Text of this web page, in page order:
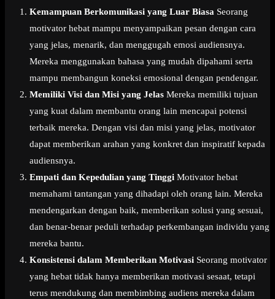
Kemampuan Berkomunikasi yang Luar Biasa Seorang
motivator hebat mampu menyampaikan pesan dengan cara
yang jelas, menarik, dan menggugah emosi audiensnya.
Mereka menggunakan bahasa yang mudah dipahami serta
mampu membangun koneksi emosional dengan pendengar.
Memiliki Visi dan Misi yang Jelas Mereka memiliki tujuan
yang kuat dalam membantu orang lain mencapai potensi
terbaik mereka. Dengan visi dan misi yang jelas, motivator
dapat memberikan arahan yang konkret dan inspiratif kepada
audiensnya.
Empati dan Kepedulian yang Tinggi Motivator hebat
memahami tantangan yang dihadapi oleh orang lain. Mereka
mendengarkan dengan baik, memberikan solusi yang sesuai,
dan benar-benar peduli terhadap perkembangan individu yang
mereka bantu.
Konsistensi dalam Memberikan Motivasi Seorang motivator
yang hebat tidak hanya memberikan motivasi sesaat, tetapi
terus mendukung dan membimbing audiens mereka dalam